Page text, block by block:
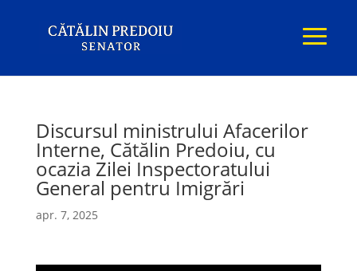
Discursul ministrului Afacerilor
Interne, Cătălin Predoiu, cu
ocazia Zilei Inspectoratului
General pentru Imigrări
apr. 7, 2025